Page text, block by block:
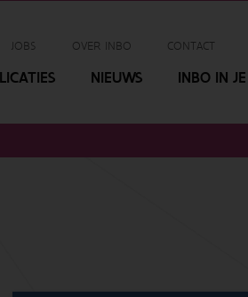
JOBS OVER INBO CONTACT
NIEUWS INBO IN